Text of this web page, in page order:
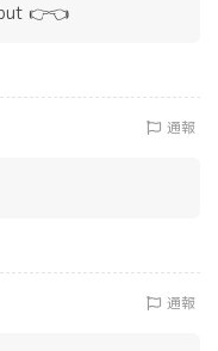
👉👈
通報
通報